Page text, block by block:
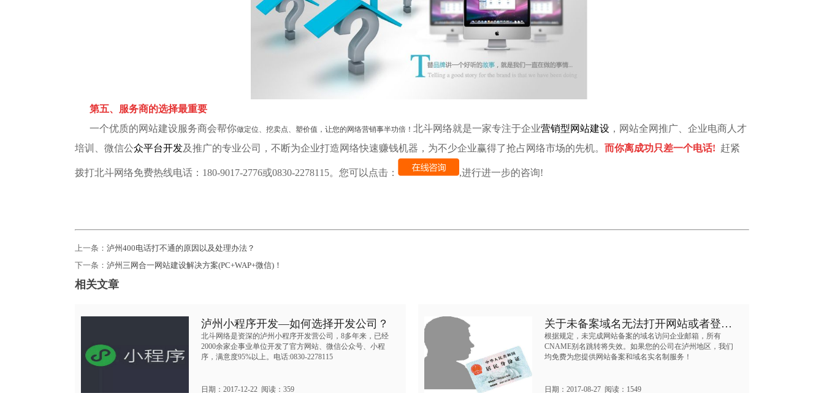
第五、服务商的选择最重要
一个优质的网站建设服务商会帮你做定位、挖卖点、塑价值，让您的网络营销事半功倍！ 北斗网络就是一家专注于企业营销型网站建设 ，网站全网推广、企业电商人才
培训、 微信公众平台开发及推广的专业公司，不断为企业打造网络快速赚钱机器，为不少企业赢得了抢占网络市场的先机。 而你离成功只差一个电话! 赶紧
拨打北斗网络免费热线电话：180-9017-2776或0830-2278115。您可以点击： ,进行进一步的咨询!
上一条： 泸州400电话打不通的原因以及处理办法？
下一条： 泸州三网合一网站建设解决方案(PC+WAP+微信)！
相关文章
泸州小程序开发—如何选择开发公司？
北斗网络是资深的泸州小程序开发营公司，8多年来，已经
2000余家企事业单位开发了官方网站、微信公众号、小程
序，满意度95%以上。电话:0830-2278115
日期：2017-12-22 阅读：359
关于未备案域名无法打开网站或者登…
根据规定，未完成网站备案的域名访问企业邮箱，所有
CNAME别名跳转将失效。如果您的公司在泸州地区，我们
均免费为您提供网站备案和域名实名制服务！
日期：2017-08-27 阅读：1549